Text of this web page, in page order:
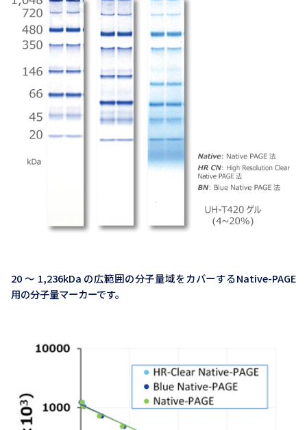
20 ～ 1,236kDa の広範囲の分子量域をカバーするNative-PAGE
用の分子量マーカーです。